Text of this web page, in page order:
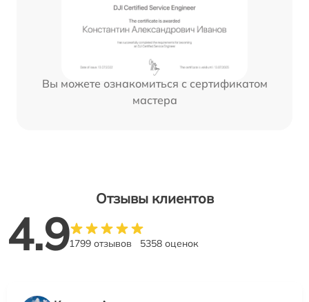
Вы можете ознакомиться с сертификатом
мастера
Отзывы клиентов
4.91799 отзывов 5358 оценок